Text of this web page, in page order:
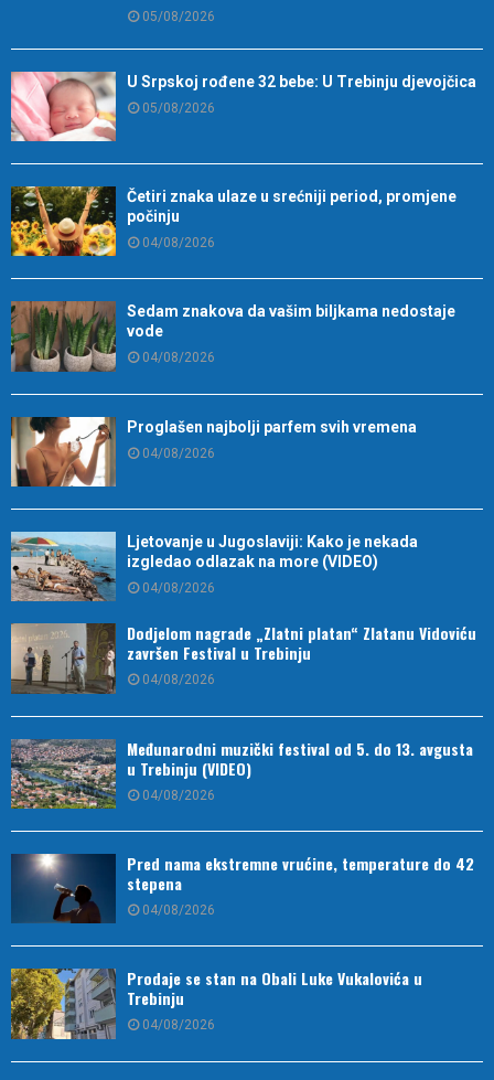
05/08/2026
U Srpskoj rođene 32 bebe: U Trebinju djevojčica
05/08/2026
Četiri znaka ulaze u srećniji period, promjene
počinju
04/08/2026
Sedam znakova da vašim biljkama nedostaje
vode
04/08/2026
Proglašen najbolji parfem svih vremena
04/08/2026
Ljetovanje u Jugoslaviji: Kako je nekada
izgledao odlazak na more (VIDEO)
04/08/2026
Dodjelom nagrade „Zlatni platan“ Zlatanu Vidoviću
završen Festival u Trebinju
04/08/2026
Međunarodni muzički festival od 5. do 13. avgusta
u Trebinju (VIDEO)
04/08/2026
Pred nama ekstremne vrućine, temperature do 42
stepena
04/08/2026
Prodaje se stan na Obali Luke Vukalovića u
Trebinju
04/08/2026